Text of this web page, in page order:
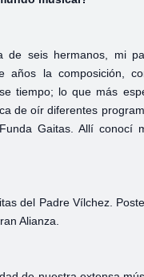
seis hermanos, mi
años la composición,
tiempo; lo que más
de oír diferentes
Gaitas. Allí conocí
del Padre Vílchez.
Alianza.